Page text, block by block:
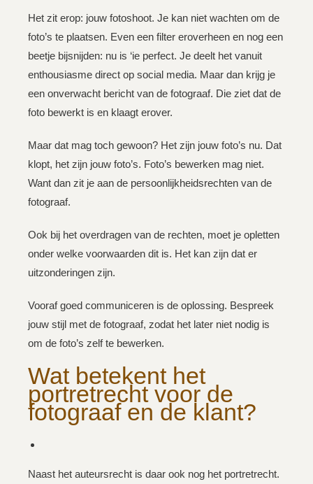
Het zit erop: jouw fotoshoot. Je kan niet wachten om de
foto’s te plaatsen. Even een filter eroverheen en nog een
beetje bijsnijden: nu is ‘ie perfect. Je deelt het vanuit
enthousiasme direct op social media. Maar dan krijg je
een onverwacht bericht van de fotograaf. Die ziet dat de
foto bewerkt is en klaagt erover.
Maar dat mag toch gewoon? Het zijn jouw foto’s nu. Dat
klopt, het zijn jouw foto’s. Foto’s bewerken mag niet.
Want dan zit je aan de persoonlijkheidsrechten van de
fotograaf.
Ook bij het overdragen van de rechten, moet je opletten
onder welke voorwaarden dit is. Het kan zijn dat er
uitzonderingen zijn.
Vooraf goed communiceren is de oplossing. Bespreek
jouw stijl met de fotograaf, zodat het later niet nodig is
om de foto’s zelf te bewerken.
Wat betekent het
portretrecht voor de
fotograaf en de klant?
Naast het auteursrecht is daar ook nog het portretrecht.